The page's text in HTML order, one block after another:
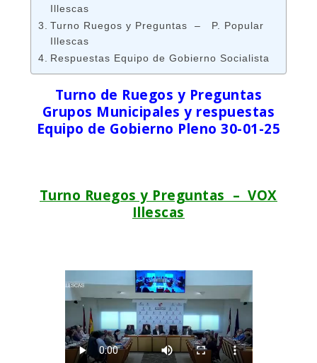
Illescas
Turno Ruegos y Preguntas – P. Popular
Illescas
Respuestas Equipo de Gobierno Socialista
Turno de Ruegos y Preguntas
Grupos Municipales y respuestas
Equipo de Gobierno Pleno 30-01-25
Turno Ruegos y Preguntas – VOX
Illescas